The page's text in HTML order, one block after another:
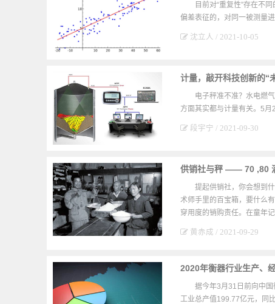
目前对“重复性”存在不
偏差表征的，对同一被测量
沈立人 / 2021-10-05
计量，敲开科技创新的“
电子秤准不准？水电燃
方面其实都与计量有关。5月
段宇宁 / 2021-09-30
供销社与秤 —— 70 ,80
提起供销社，你会想到
术师手里的百宝箱，要什么
穿用度的销购责任。在童年
黄赤成 / 2021-09-29
2020年衡器行业生产、
据今年3月31日前向中
工业总产值199.77亿元，同